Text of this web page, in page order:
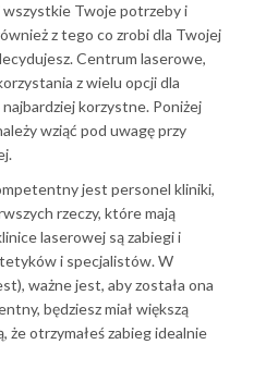
wszystkie Twoje potrzeby i
z tego co zrobi dla Twojej
Centrum laserowe,
z wielu opcji dla
korzystne. Poniżej
wziąć pod uwagę przy
jest personel kliniki,
rzeczy, które mają
laserowej są zabiegi i
i specjalistów. W
ważne jest, aby została ona
będziesz miał większą
że otrzymałeś zabieg idealnie